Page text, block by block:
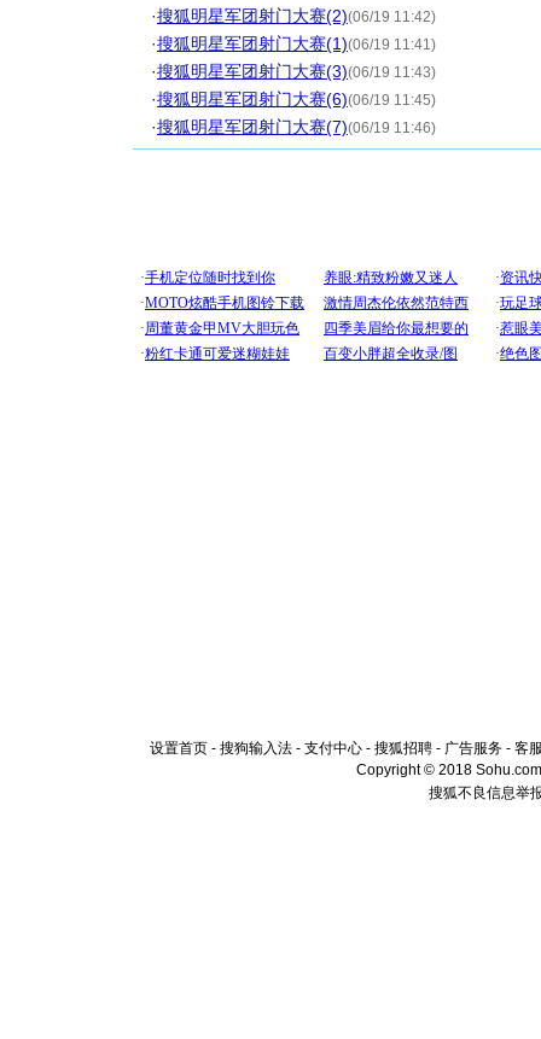
·搜狐明星军团射门大赛(2)(06/19 11:42)
·搜狐明星军团射门大赛(1)(06/19 11:41)
·搜狐明星军团射门大赛(3)(06/19 11:43)
·搜狐明星军团射门大赛(6)(06/19 11:45)
·搜狐明星军团射门大赛(7)(06/19 11:46)
设置首页 - 搜狗输入法 - 支付中心 - 搜狐招聘 - 广告服务 - 客
Copyright © 2018
搜狐不良信息举